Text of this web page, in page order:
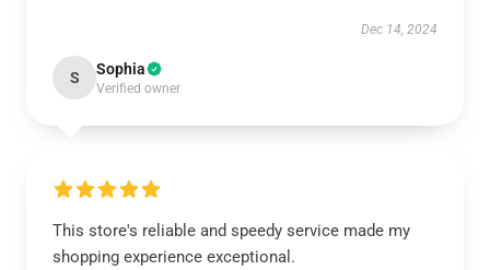
Dec 14, 2024
S Sophia
Verified owner
This store's reliable and speedy service made my
shopping experience exceptional.